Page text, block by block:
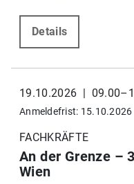
Details
19.10.2026 |
Anmeldefrist: 15.10.2026
FACHKRÄFTE
An der Grenze –
Wien